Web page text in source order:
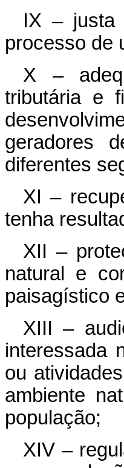
IX – justa
processo de
X –
tributária e
geradores
diferentes
XI –
tenha
XII –
natural e
paisagístico
XIII –
interessada
ou
ambiente
população;
XIV –